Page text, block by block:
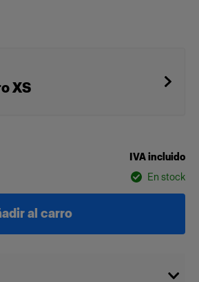
XS
IVA incluido
En stock
al carro